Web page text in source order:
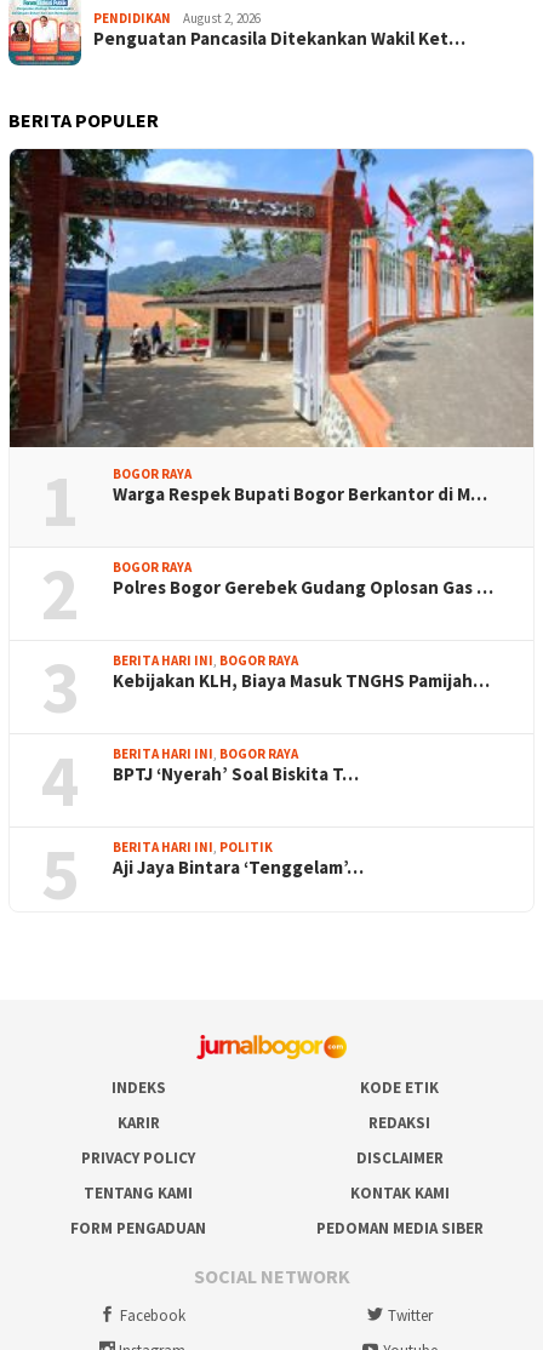
PENDIDIKAN August 2, 2026
Penguatan Pancasila Ditekankan Wakil Ket…
BERITA POPULER
1 BOGOR RAYA
Warga Respek Bupati Bogor Berkantor di M…
2 BOGOR RAYA
Polres Bogor Gerebek Gudang Oplosan Gas …
3 BERITA HARI INI, BOGOR RAYA
Kebijakan KLH, Biaya Masuk TNGHS Pamijah…
4 BERITA HARI INI, BOGOR RAYA
BPTJ ‘Nyerah’ Soal Biskita T…
5 BERITA HARI INI, POLITIK
Aji Jaya Bintara ‘Tenggelam’…
INDEKS
KODE ETIK
KARIR
REDAKSI
PRIVACY POLICY
DISCLAIMER
TENTANG KAMI
KONTAK KAMI
FORM PENGADUAN
PEDOMAN MEDIA SIBER
SOCIAL NETWORK
Facebook
Twitter